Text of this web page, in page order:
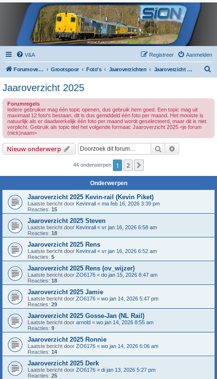
V&A Aanmelden
Registreer
Forumoverzicht Grootspoor Foto's Jaaroverzichten Jaaroverzicht 2025
Jaaroverzicht 2025
Forumregels
Iedere gebruiker mag één topic openen, dus gebruik hem goed. Een topic mag uit
maximaal 12 foto's bestaan, dit is dus gemiddeld één foto per maand. Het mooiste is
natuurlijk als er daadwerkelijk één foto per maand wordt geselecteerd, maar dit is niet
verplicht. Gebruik als topic titel het volgende formaat: Jaaroverzicht 2025 <je forum
(nick)naam>
Nieuw onderwerp Zoek
44 onderwerpen 1 2
Onderwerpen
Jaaroverzicht 2025 Kevin-rail (Kevin Piket)
Laatste bericht door Kevinrail « ma feb 16, 2026 3:39 pm
Reacties: 15
Jaaroverzicht 2025 Steven
Laatste bericht door Kevinrail « vr jan 16, 2026 6:58 am
Reacties: 18
Jaaroverzicht 2025 Rens
Laatste bericht door Kevinrail « vr jan 16, 2026 6:52 am
Reacties: 5
Jaaroverzicht 2025 Rens (ov_wijzer)
Laatste bericht door ZO6176 « do jan 15, 2026 8:47 am
Reacties: 18
Jaaroverzicht 2025 Jamie
Laatste bericht door ZO6176 « wo jan 14, 2026 5:47 pm
Reacties: 29
Jaaroverzicht 2025 Gosse-Jan (NL Rail)
Laatste bericht door arnold « wo jan 14, 2026 8:55 am
Reacties: 9
Jaaroverzicht 2025 Ronnie
Laatste bericht door ZO6176 « wo jan 14, 2026 6:06 am
Reacties: 14
Jaaroverzicht 2025 Derk
Laatste bericht door ZO6176 « di jan 13, 2026 5:27 pm
Reacties: 25